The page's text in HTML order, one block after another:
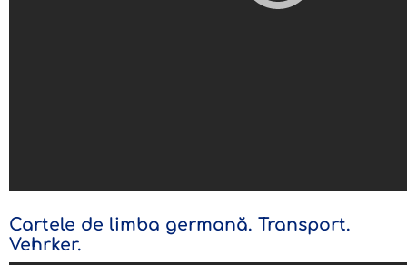
Cartele de limba germană. Transport.
Vehrker.